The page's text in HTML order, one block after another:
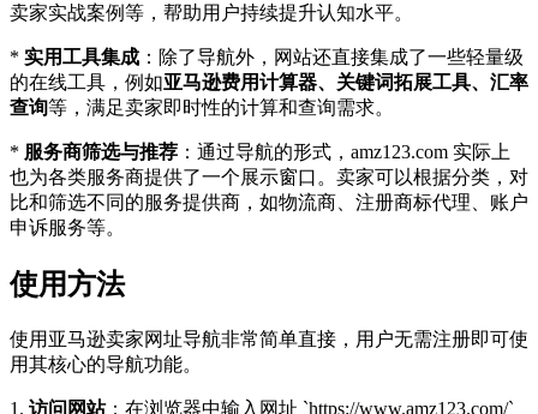
卖家实战案例等，帮助用户持续提升认知水平。
* 实用工具集成 ：除了导航外，网站还直接集成了一些轻量级
的在线工具，例如亚马逊费用计算器、关键词拓展工具、汇率
查询等，满足卖家即时性的计算和查询需求。
* 服务商筛选与推荐 ：通过导航的形式，amz123.com 实际上
也为各类服务商提供了一个展示窗口。卖家可以根据分类，对
比和筛选不同的服务提供商，如物流商、注册商标代理、账户
申诉服务等。
使用方法
使用亚马逊卖家网址导航非常简单直接，用户无需注册即可使
用其核心的导航功能。
1. 访问网站：在浏览器中输入网址 `https://www.amz123.com/`